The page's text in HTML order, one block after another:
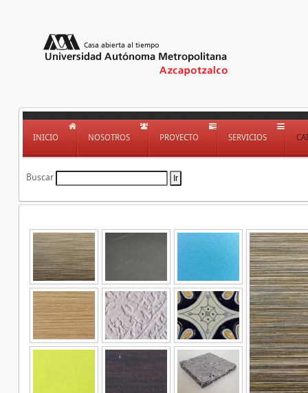
INICIO NOSOTROS PROYECTO SERVICIOS
Buscar